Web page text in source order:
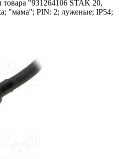
"931264106 STAK 20,
"мама"; PIN: 2; луженые; IP54;